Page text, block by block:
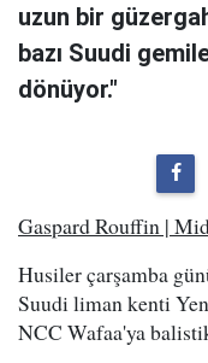
uzun bir
bazı Suudi
dönüyor."
Gaspard Rouffin |
Husiler çarşamba
Suudi liman kenti
NCC Wafaa'ya